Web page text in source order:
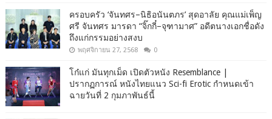
ครอบครัว ‘จันทศร–นิธิอนันตภร’ สุดอาลัย คุณแม่เพ็ญ
ศรี จันทศร มารดา “จิ๊กกี๋–จุฑามาศ” อดีตนางเอกชื่อดัง
ถึงแก่กรรมอย่างสงบ
พฤศจิกายน 27, 2568 0
โก๋แก่ มันทุกเม็ด เปิดตัวหนัง Resemblance |
ปรากฏการณ์ หนังไทยแนว Sci-fi Erotic กำหนดเข้า
ฉายวันที่ 2 กุมภาพันธ์นี้